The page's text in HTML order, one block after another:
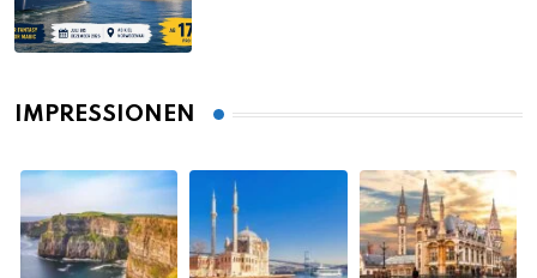
IMPRESSIONEN